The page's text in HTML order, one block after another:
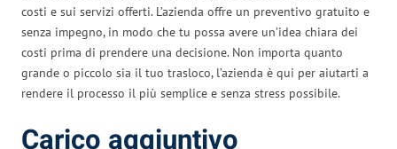
costi e sui servizi offerti. L’azienda offre un preventivo gratuito e
senza impegno, in modo che tu possa avere un’idea chiara dei
costi prima di prendere una decisione. Non importa quanto
grande o piccolo sia il tuo trasloco, l’azienda è qui per aiutarti a
rendere il processo il più semplice e senza stress possibile.
Carico aggiuntivo